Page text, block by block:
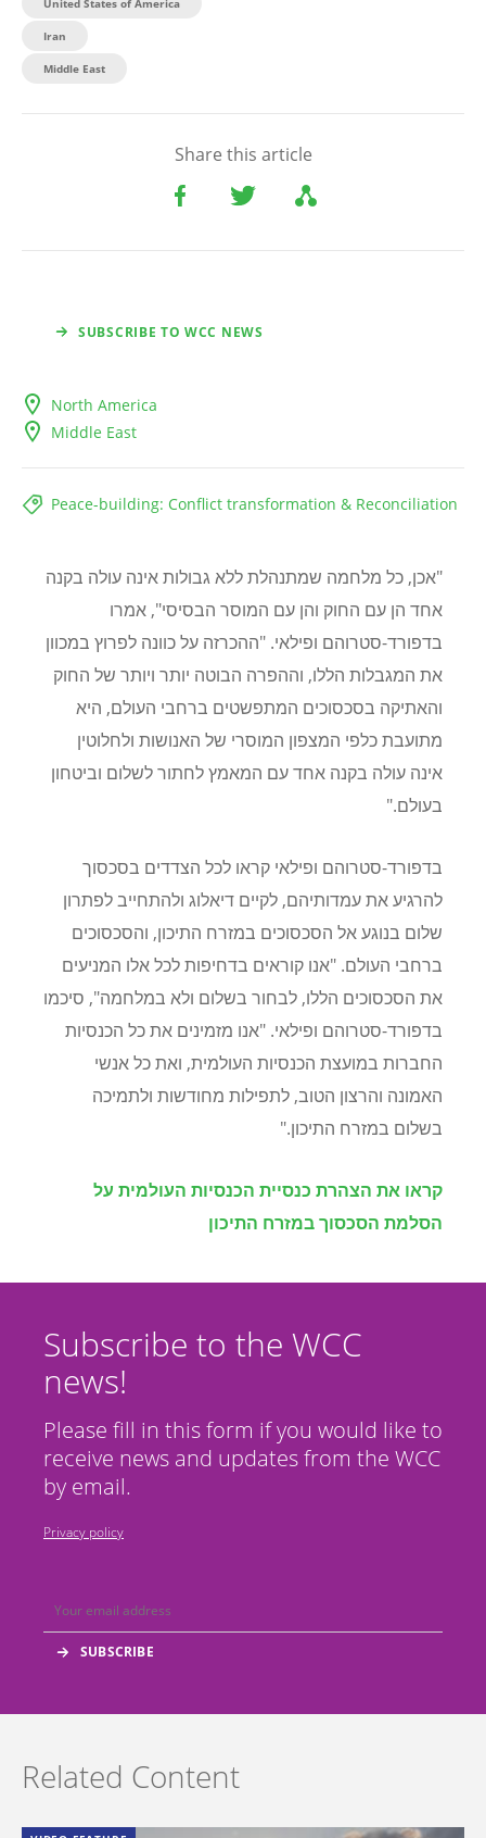
Iran
Middle East
Share this article
SUBSCRIBE TO WCC NEWS
North America
Middle East
Peace-building: Conflict transformation & Reconciliation
"אכן, כל מלחמה שמתנהלת ללא גבולות אינה עולה בקנה
אחד הן עם החוק והן עם המוסר הבסיסי", אמרו
בדפורד-סטרוהם ופילאי. "ההכרזה על כוונה לפרוץ במכוון
את המגבלות הללו, וההפרה הבוטה יותר ויותר של החוק
והאתיקה בסכסוכים המתפשטים ברחבי העולם, היא
מתועבת כלפי המצפון המוסרי של האנושות ולחלוטין
אינה עולה בקנה אחד עם המאמץ לחתור לשלום וביטחון
בעולם."
בדפורד-סטרוהם ופילאי קראו לכל הצדדים בסכסוך
להרגיע את עמדותיהם, לקיים דיאלוג ולהתחייב לפתרון
שלום בנוגע אל הסכסוכים במזרח התיכון, והסכסוכים
ברחבי העולם. "אנו קוראים בדחיפות לכל אלו המניעים
את הסכסוכים הללו, לבחור בשלום ולא במלחמה", סיכמו
בדפורד-סטרוהם ופילאי. "אנו מזמינים את כל הכנסיות
החברות במועצת הכנסיות העולמית, ואת כל אנשי
האמונה והרצון הטוב, לתפילות מחודשות ולתמיכה
בשלום במזרח התיכון."
קראו את הצהרת כנסיית הכנסיות העולמית על
הסלמת הסכסוך במזרח התיכון
Subscribe to the WCC
news!
Please fill in this form if you would like to
receive news and updates from the WCC
by email.
Privacy policy
Related Content